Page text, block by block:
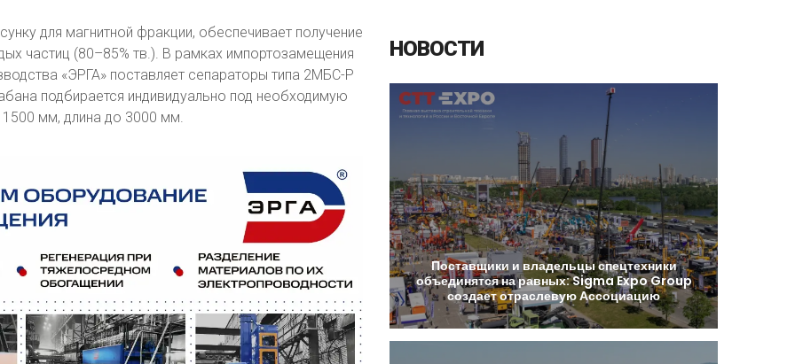
для магнитной фракции, обеспечивает получение
частиц (80–85% тв.). В рамках импортозамещения
«ЭРГА» поставляет сепараторы типа 2МБС-Р
подбирается индивидуально под необходимую
мм, длина до 3000 мм.
НОВОСТИ
Поставщики и владельцыспецтехники
объединятсянаравных:SigmaExpoGroup
создаетотраслевуюАссоциацию